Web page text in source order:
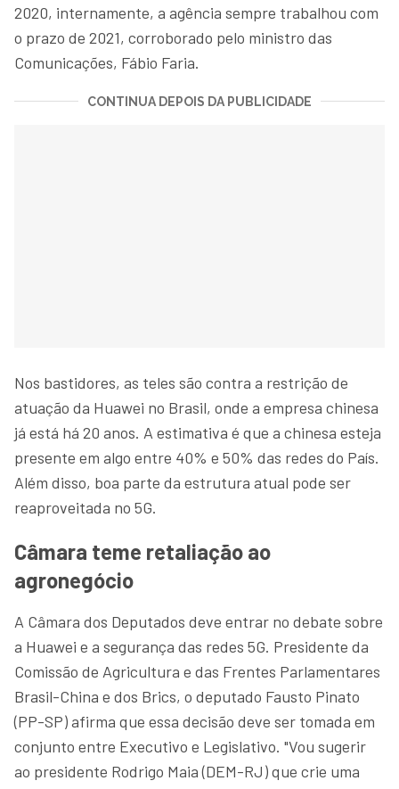
2020, internamente, a agência sempre trabalhou com
o prazo de 2021, corroborado pelo ministro das
Comunicações, Fábio Faria.
CONTINUA DEPOIS DA PUBLICIDADE
Nos bastidores, as teles são contra a restrição de
atuação da Huawei no Brasil, onde a empresa chinesa
já está há 20 anos. A estimativa é que a chinesa esteja
presente em algo entre 40% e 50% das redes do País.
Além disso, boa parte da estrutura atual pode ser
reaproveitada no 5G.
Câmara teme retaliação ao
agronegócio
A Câmara dos Deputados deve entrar no debate sobre
a Huawei e a segurança das redes 5G. Presidente da
Comissão de Agricultura e das Frentes Parlamentares
Brasil-China e dos Brics, o deputado Fausto Pinato
(PP-SP) afirma que essa decisão deve ser tomada em
conjunto entre Executivo e Legislativo. "Vou sugerir
ao presidente Rodrigo Maia (DEM-RJ) que crie uma